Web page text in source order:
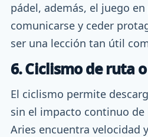
pádel, además, el juego
comunicarse y ceder
ser una lección tan útil
6. Ciclismo de ruta
El ciclismo permite
sin el impacto continuo de
Aries encuentra velocidad